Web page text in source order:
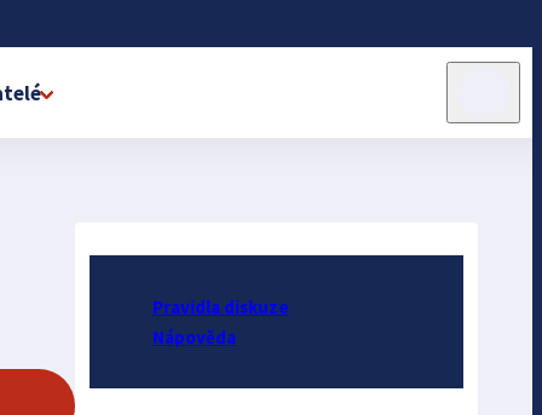
Pravidla diskuze
Nápověda